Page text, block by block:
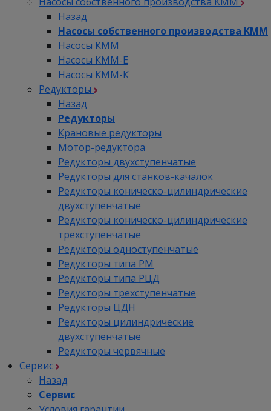
Назад
Насосы собственного производства KMM
Насосы КММ
Насосы КММ-Е
Насосы КММ-К
Редукторы
Назад
Редукторы
Крановые редукторы
Мотор-редуктора
Редукторы двухступенчатые
Редукторы для станков-качалок
Редукторы коническо-цилиндрические
двухступенчатые
Редукторы коническо-цилиндрические
трехступенчатые
Редукторы одноступенчатые
Редукторы типа РМ
Редукторы типа РЦД
Редукторы трехступенчатые
Редукторы ЦДН
Редукторы цилиндрические
двухступенчатые
Редукторы червячные
Сервис
Назад
Сервис